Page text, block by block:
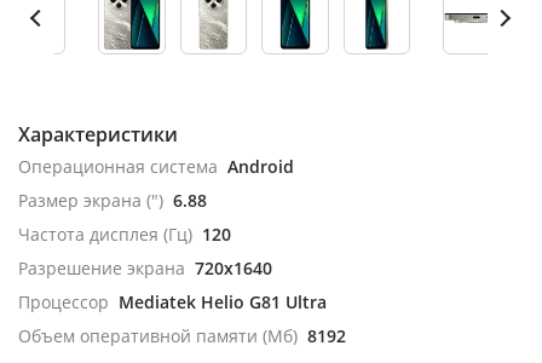
Характеристики
Операционная система Android
Размер экрана (") 6.88
Частота дисплея (Гц) 120
Разрешение экрана 720x1640
Процессор Mediatek Helio G81 Ultra
Объем оперативной памяти (Мб) 8192